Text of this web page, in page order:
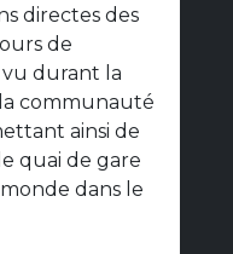
directes des
de
vu durant la
communauté
ainsi de
quai de gare
dans le